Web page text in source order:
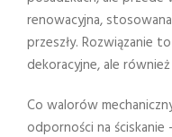
renowacyjna,
przeszły. Rozwiązanie
dekoracyjne, ale
Co walorów
odporności na ściskanie